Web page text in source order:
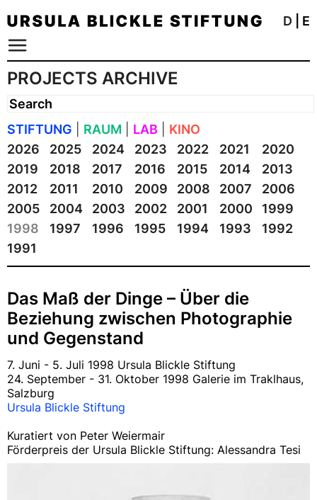
D E
PROJECTS ARCHIVE
STIFTUNG RAUM LAB
KINO
2026
2025 2024 2023 2022 2021
2020
2019
2018 2017 2016 2015 2014
2013
2012
2011 2010 2009 2008 2007
2006
2005
2004 2003 2002 2001 2000
1999
1998
1997 1996 1995 1994 1993
1992
1991
Das Maß der Dinge – Über die
Beziehung zwischen Photographie
und Gegenstand
7. Juni - 5. Juli 1998 Ursula Blickle Stiftung
24. September - 31. Oktober 1998 Galerie im Traklhaus,
Salzburg
Ursula Blickle Stiftung
Kuratiert von Peter Weiermair
Förderpreis der Ursula Blickle Stiftung: Alessandra Tesi